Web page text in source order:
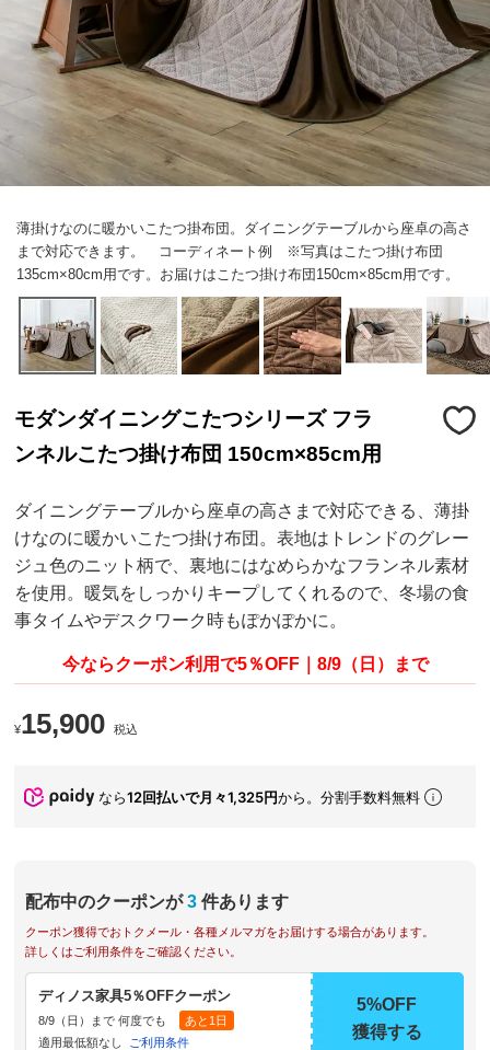
薄掛けなのに暖かいこたつ掛布団。ダイニングテーブルから座卓の高さ
まで対応できます。 コーディネート例 ※写真はこたつ掛け布団
135cm×80cm用です。お届けはこたつ掛け布団150cm×85cm用です。
モダンダイニングこたつシリーズ フラ
ンネルこたつ掛け布団 150cm×85cm用
ダイニングテーブルから座卓の高さまで対応できる、薄掛
けなのに暖かいこたつ掛け布団。表地はトレンドのグレー
ジュ色のニット柄で、裏地にはなめらかなフランネル素材
を使用。暖気をしっかりキープしてくれるので、冬場の食
事タイムやデスクワーク時もぽかぽかに。
今ならクーポン利用で5％OFF｜8/9（日）まで
¥15,900 税込
なら12回払いで月々1,325円から。分割手数料無料
配布中のクーポンが 3 件あります
クーポン獲得でおトクメール・各種メルマガをお届けする場合があります。
詳しくはご利用条件をご確認ください。
ディノス家具5％OFFクーポン
8/9（日）まで 何度でも
あと1日
適用最低額なし
ご利用条件
5%OFF
獲得する